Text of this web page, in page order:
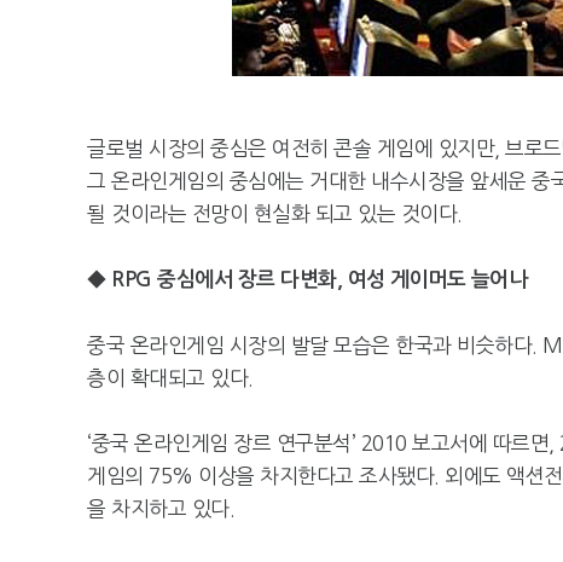
글로벌 시장의 중심은 여전히 콘솔 게임에 있지만, 브로
그 온라인게임의 중심에는 거대한 내수시장을 앞세운
될 것이라는 전망이 현실화 되고 있는 것이다.
◆ RPG 중심에서 장르 다변화, 여성 게이머도 늘어나
중국 온라인게임 시장의 발달 모습은 한국과 비슷하다.
층이 확대되고 있다.
‘중국 온라인게임 장르 연구분석’ 2010 보고서에 따르
게임의 75% 이상을 차지한다고 조사됐다. 외에도 액
을 차지하고 있다.